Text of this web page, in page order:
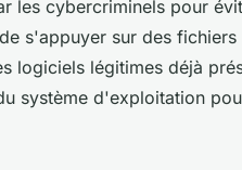
les cybercriminels pour
s'appuyer sur des fichiers
logiciels légitimes déjà
système d'exploitation